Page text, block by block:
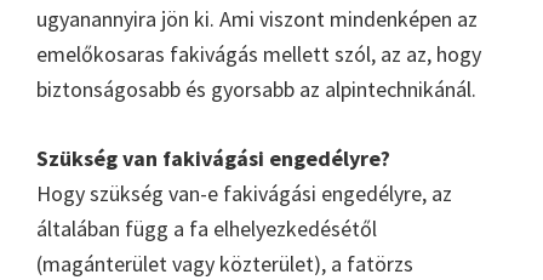
ugyanannyira jön ki. Ami viszont mindenképen az
emelőkosaras fakivágás mellett szól, az az, hogy
biztonságosabb és gyorsabb az alpintechnikánál.
Szükség van fakivágási engedélyre?
Hogy szükség van-e fakivágási engedélyre, az
általában függ a fa elhelyezkedésétől
(magánterület vagy közterület), a fatörzs